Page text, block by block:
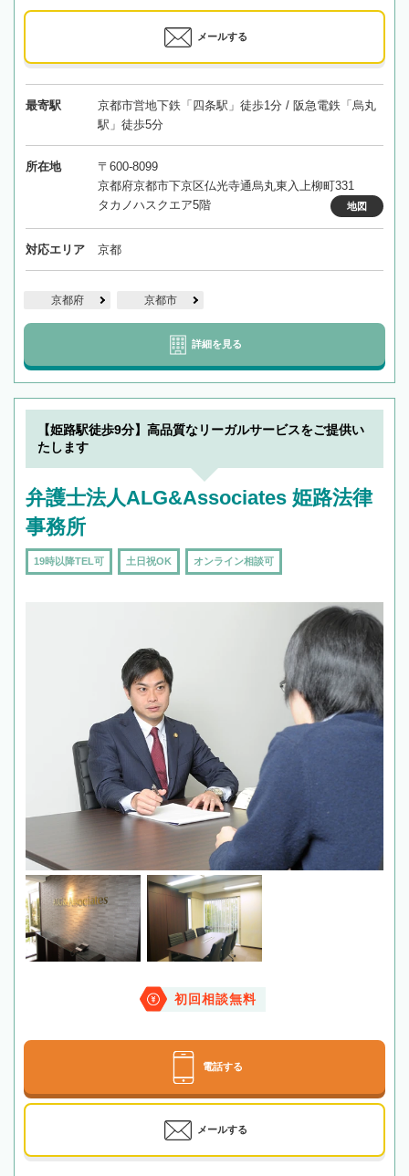
メールする
最寄駅
京都市営地下鉄「四条駅」徒歩1分 / 阪急電鉄「烏丸
駅」徒歩5分
所在地
〒600-8099
京都府京都市下京区仏光寺通烏丸東入上柳町331
タカノハスクエア5階
地図
対応エリア 京都
京都府 京都市
詳細を見る
【姫路駅徒歩9分】高品質なリーガルサービスをご提供い
たします
弁護士法人ALG&Associates 姫路法律
事務所
19時以降TEL可 土日祝OK オンライン相談可
初回相談無料
電話する
メールする